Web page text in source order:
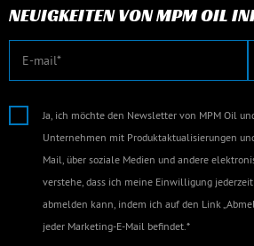
NEUIGKEITEN VON MPM OIL
E-Mail
Ja, ich möchte den Newsletter von MPM Oil
Unternehmen mit Produktaktualisierungen
Mail, über soziale Medien und andere
verstehe, dass ich meine Einwilligung
abmelden kann, indem ich auf den Link
jeder Marketing-E-Mail befindet.*